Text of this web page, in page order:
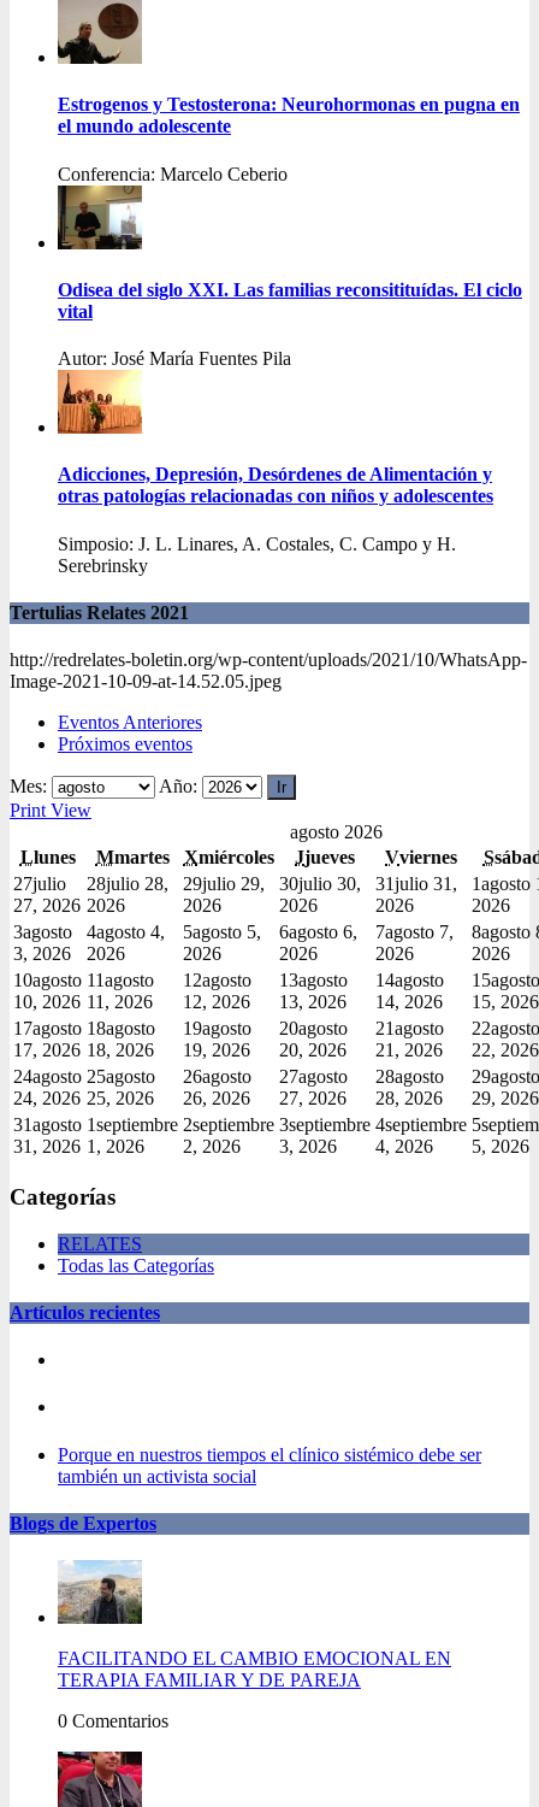
Estrogenos y Testosterona: Neurohormonas en pugna en
el mundo adolescente
Conferencia: Marcelo Ceberio
Odisea del siglo XXI. Las familias reconsitituídas. El ciclo
vital
Autor: José María Fuentes Pila
Adicciones, Depresión, Desórdenes de Alimentación y
otras patologías relacionadas con niños y adolescentes
Simposio: J. L. Linares, A. Costales, C. Campo y H.
Serebrinsky
Tertulias Relates 2021
http://redrelates-boletin.org/wp-content/uploads/2021/10/WhatsApp-
Image-2021-10-09-at-14.52.05.jpeg
Eventos Anteriores
Próximos eventos
Mes:
Año:
Print View
agosto 2026
Llunes Mmartes Xmiércoles Jjueves Vviernes S
27julio
27, 2026
28julio 28,
2026
29julio 29,
2026
30julio 30,
2026
31julio 31,
2026
1agosto
2026
3agosto
3, 2026
4agosto 4,
2026
5agosto 5,
2026
6agosto 6,
2026
7agosto 7,
2026
8agosto
2026
10agosto
10, 2026
11agosto
11, 2026
12agosto
12, 2026
13agosto
13, 2026
14agosto
14, 2026
15agosto
15, 2026
17agosto
17, 2026
18agosto
18, 2026
19agosto
19, 2026
20agosto
20, 2026
21agosto
21, 2026
22agosto
22, 2026
24agosto
24, 2026
25agosto
25, 2026
26agosto
26, 2026
27agosto
27, 2026
28agosto
28, 2026
29agosto
29, 2026
31agosto
31, 2026
1septiembre
1, 2026
2septiembre
2, 2026
3septiembre
3, 2026
4septiembre
4, 2026
5
5, 2026
Categorías
RELATES
Todas las Categorías
Artículos recientes
Porque en nuestros tiempos el clínico sistémico debe ser
también un activista social
Blogs de Expertos
FACILITANDO EL CAMBIO EMOCIONAL EN
TERAPIA FAMILIAR Y DE PAREJA
0 Comentarios